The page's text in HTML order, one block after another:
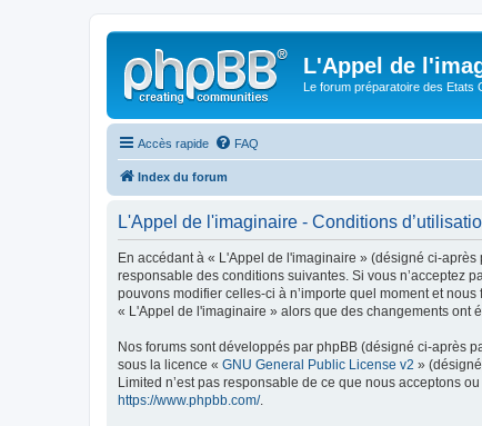
L'Appel de
Le forum préparatoire des Etats
Accès rapide FAQ
Index du forum
L'Appel de l'imaginaire - Conditions
En accédant à « L'Appel de l'imaginaire » (désigné ci-
responsable des conditions suivantes. Si vous n’acceptez
pouvons modifier celles-ci à n’importe quel moment et
« L'Appel de l'imaginaire » alors que des changements ont
Nos forums sont développés par phpBB (désigné ci-après
sous la licence « GNU General Public License v2 »
Limited n’est pas responsable de ce que nous acceptons
https://www.phpbb.com/.